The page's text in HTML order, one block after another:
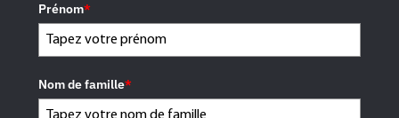
Prénom*
Nom de famille*